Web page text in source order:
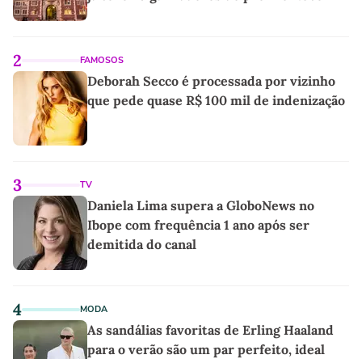
2 FAMOSOS
Deborah Secco é processada por vizinho
que pede quase R$ 100 mil de indenização
3 TV
Daniela Lima supera a GloboNews no
Ibope com frequência 1 ano após ser
demitida do canal
4 MODA
As sandálias favoritas de Erling Haaland
para o verão são um par perfeito, ideal